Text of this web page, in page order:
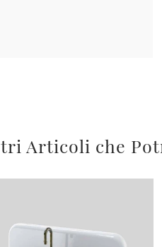
Articoli che